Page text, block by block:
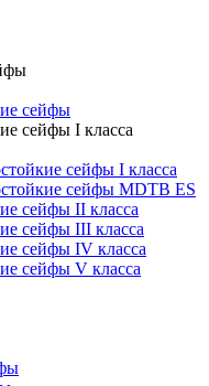
сейфы
сейфы I класса
сейфы I класса
сейфы MDTB ES
сейфы II класса
сейфы III класса
сейфы IV класса
сейфы V класса